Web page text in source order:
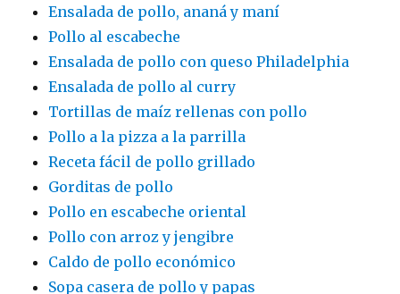
Ensalada de pollo, ananá y maní
Pollo al escabeche
Ensalada de pollo con queso Philadelphia
Ensalada de pollo al curry
Tortillas de maíz rellenas con pollo
Pollo a la pizza a la parrilla
Receta fácil de pollo grillado
Gorditas de pollo
Pollo en escabeche oriental
Pollo con arroz y jengibre
Caldo de pollo económico
Sopa casera de pollo y papas